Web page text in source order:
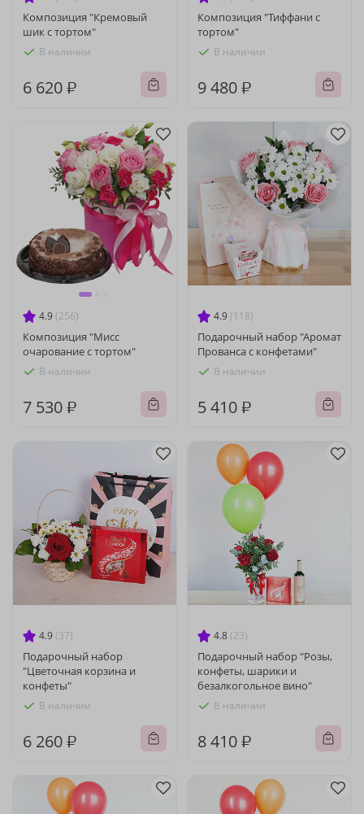
Композиция "Кремовый
шик с тортом"
В наличии
6 620 ₽
Композиция "Тиффани с
тортом"
В наличии
9 480 ₽
4.9 (256)
Композиция "Мисс
очарование с тортом"
В наличии
7 530 ₽
4.9 (118)
Подарочный набор "Аромат
Прованса с конфетами"
В наличии
5 410 ₽
4.9 (37)
Подарочный набор
"Цветочная корзина и
конфеты"
В наличии
6 260 ₽
4.8 (23)
Подарочный набор "Розы,
конфеты, шарики и
безалкогольное вино"
В наличии
8 410 ₽